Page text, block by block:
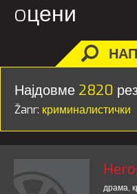
oцени
Најдовме 2820
Žanr: криминалистички
драма,